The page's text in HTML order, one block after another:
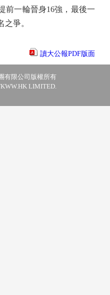
前一輪晉身16強，最後一
爭。
讀大公報PDF版面
有限公司版權所有
LIMITED.